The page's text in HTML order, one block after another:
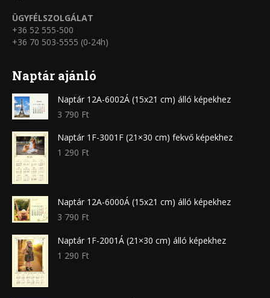
ÜGYFÉLSZOLGÁLAT
+36 52 555-500
+36 70 503-5555 (0-24h)
Naptár ajánló
Naptár 12A-6002Á (15x21 cm) álló képekhez
3 790 Ft
Naptár 1F-3001F (21×30 cm) fekvő képekhez
1 290 Ft
Naptár 12A-6000Á (15x21 cm) álló képekhez
3 790 Ft
Naptár 1F-2001Á (21×30 cm) álló képekhez
1 290 Ft